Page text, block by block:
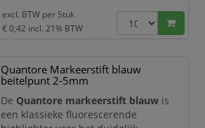
materialen zoals papier, karton, plastic,
metaal en glas. De marker is wrijfvast,
inktreservoir voor een lange
levensduur.
Permanent markeren op vrijwel alle
oppervlakken
excl. BTW per Stuk
€ 0,42 incl. 21% BTW
Quantore Markeerstift blauw
beitelpunt 2-5mm
De Quantore markeerstift blauw is
een klassieke fluorescerende